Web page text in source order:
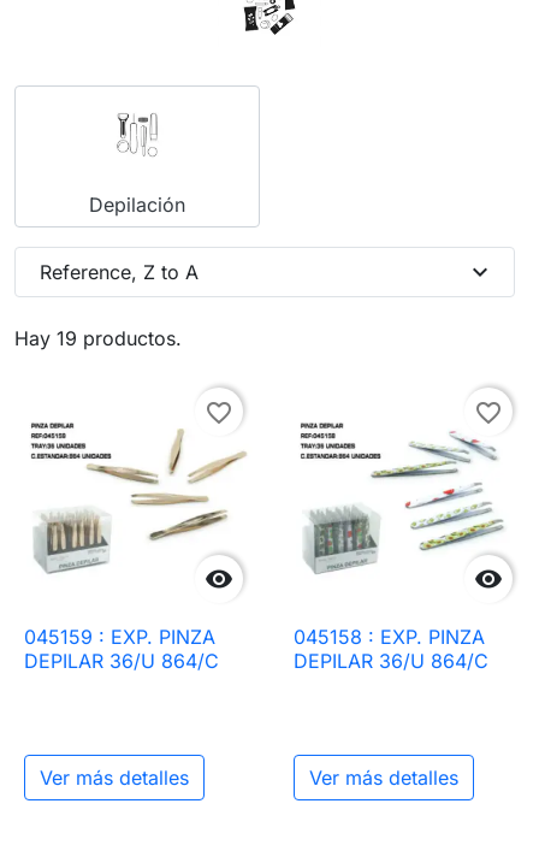
Depilación
Hay 19 productos.
Reference, Z to A expand_more

favorite_border
045159 : EXP. PINZA
DEPILAR 36/U 864/C
Ver más detalles

favorite_border
045158 : EXP. PINZA
DEPILAR 36/U 864/C
Ver más detalles